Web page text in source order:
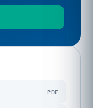
PDF